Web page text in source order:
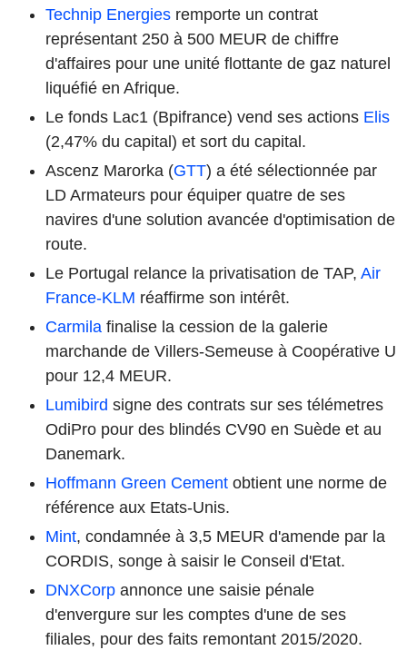
Technip Energies remporte un contrat
représentant 250 à 500 MEUR de chiffre
d'affaires pour une unité flottante de gaz naturel
liquéfié en Afrique.
Le fonds Lac1 (Bpifrance) vend ses actions Elis
(2,47% du capital) et sort du capital.
Ascenz Marorka (GTT) a été sélectionnée par
LD Armateurs pour équiper quatre de ses
navires d'une solution avancée d'optimisation de
route.
Le Portugal relance la privatisation de TAP, Air
France-KLM réaffirme son intérêt.
Carmila finalise la cession de la galerie
marchande de Villers-Semeuse à Coopérative U
pour 12,4 MEUR.
Lumibird signe des contrats sur ses télémetres
OdiPro pour des blindés CV90 en Suède et au
Danemark.
Hoffmann Green Cement obtient une norme de
référence aux Etats-Unis.
Mint, condamnée à 3,5 MEUR d'amende par la
CORDIS, songe à saisir le Conseil d'Etat.
DNXCorp annonce une saisie pénale
d'envergure sur les comptes d'une de ses
filiales, pour des faits remontant 2015/2020.